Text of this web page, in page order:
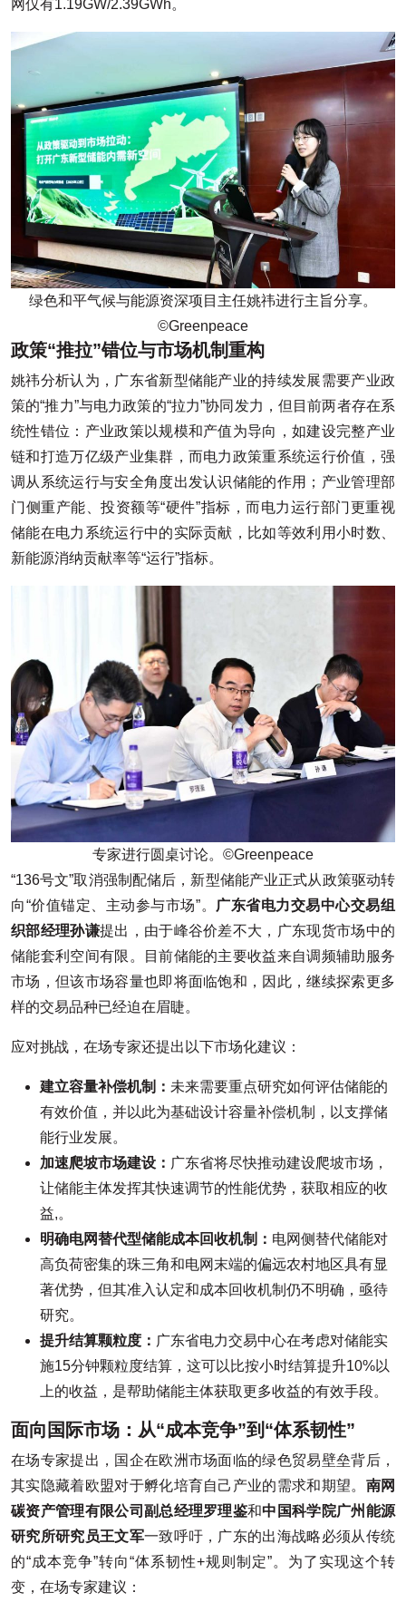
网仅有1.19GW/2.39GWh。
绿色和平气候与能源资深项目主任姚祎进行主旨分享。
©️Greenpeace
政策“推拉”错位与市场机制重构
姚祎分析认为，广东省新型储能产业的持续发展需要产业政
策的“推力”与电力政策的“拉力”协同发力，但目前两者存在系
统性错位：产业政策以规模和产值为导向，如建设完整产业
链和打造万亿级产业集群，而电力政策重系统运行价值，强
调从系统运行与安全角度出发认识储能的作用；产业管理部
门侧重产能、投资额等“硬件”指标，而电力运行部门更重视
储能在电力系统运行中的实际贡献，比如等效利用小时数、
新能源消纳贡献率等“运行”指标。
专家进行圆桌讨论。©️Greenpeace
“136号文”取消强制配储后，新型储能产业正式从政策驱动转
向“价值锚定、主动参与市场”。
广东省电力交易中心交易组
织部经理孙谦提出，由于峰谷价差不大，广东现货市场中的
储能套利空间有限。目前储能的主要收益来自调频辅助服务
市场，但该市场容量也即将面临饱和，因此，继续探索更多
样的交易品种已经迫在眉睫。
应对挑战，在场专家还提出以下市场化建议：
建立容量补偿机制： 未来需要重点研究如何评估储能的
有效价值，并以此为基础设计容量补偿机制，以支撑储
能行业发展。
加速爬坡市场建设： 广东省将尽快推动建设爬坡市场，
让储能主体发挥其快速调节的性能优势，获取相应的收
益,。
明确电网替代型储能成本回收机制： 电网侧替代储能对
高负荷密集的珠三角和电网末端的偏远农村地区具有显
著优势，但其准入认定和成本回收机制仍不明确，亟待
研究。
提升结算颗粒度： 广东省电力交易中心在考虑对储能实
施15分钟颗粒度结算，这可以比按小时结算提升10%以
上的收益，是帮助储能主体获取更多收益的有效手段。
面向国际市场：从“成本竞争”到“体系韧性”
在场专家提出，国企在欧洲市场面临的绿色贸易壁垒背后，
其实隐藏着欧盟对于孵化培育自己产业的需求和期望。 南网
碳资产管理有限公司副总经理罗理鉴和中国科学院广州能源
研究所研究员王文军一致呼吁，广东的出海战略必须从传统
的“成本竞争”转向“体系韧性+规则制定”。为了实现这个转
变，在场专家建议：